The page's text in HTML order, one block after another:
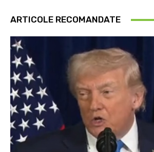
ARTICOLE RECOMANDATE